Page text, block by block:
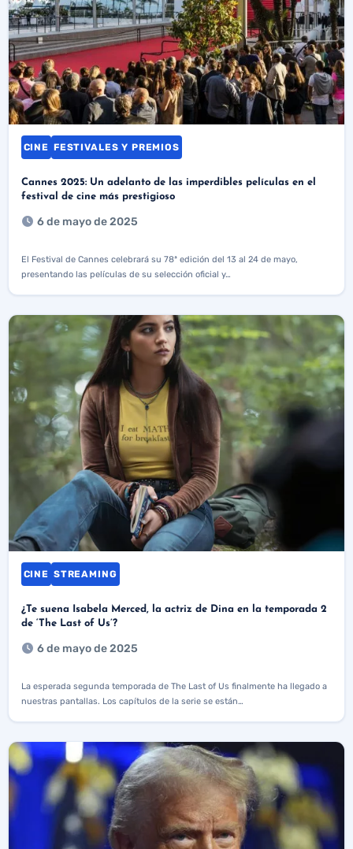
CINE FESTIVALES Y PREMIOS
Cannes 2025: Un adelanto de las imperdibles películas en el
festival de cine más prestigioso
6 de mayo de 2025
El Festival de Cannes celebrará su 78ª edición del 13 al 24 de mayo,
presentando las películas de su selección oficial y…
CINE STREAMING
¿Te suena Isabela Merced, la actriz de Dina en la temporada 2
de ‘The Last of Us’?
6 de mayo de 2025
La esperada segunda temporada de The Last of Us finalmente ha llegado a
nuestras pantallas. Los capítulos de la serie se están…